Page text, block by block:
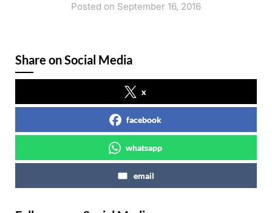
Posted on September 16, 2016
Share on Social Media
x
facebook
whatsapp
email